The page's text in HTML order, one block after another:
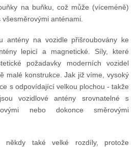
na buňku, což může (víceméně)
anténami.
antény na vozidle přišroubovány ke
lepicí a magnetické. Síly, které
požadavky moderních vozidel
malé konstrukce. Jak již víme, vysoký
s odpovídající velkou plochou - takže
vozidlové antény srovnatelné s
nebo dokonce směrovými
také velké rozdíly, protože